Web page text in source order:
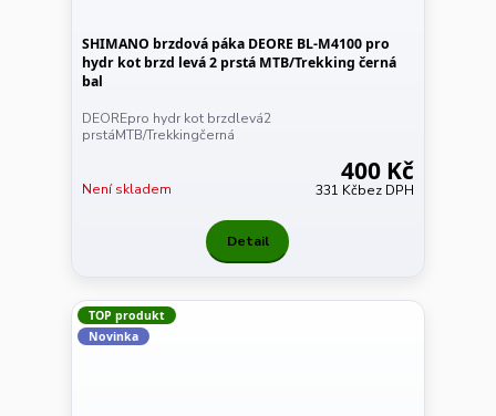
SHIMANO brzdová páka DEORE BL-M4100 pro
hydr kot brzd levá 2 prstá MTB/Trekking černá
bal
DEOREpro hydr kot brzdlevá2
prstáMTB/Trekkingčerná
400 Kč
331 Kčbez DPH
Není skladem
Detail
TOP produkt
Novinka